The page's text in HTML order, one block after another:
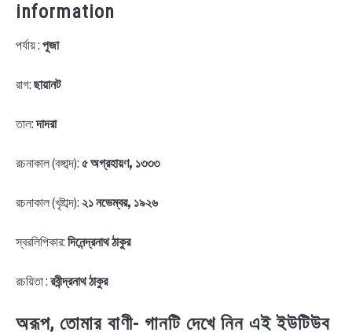
information
পর্যায় : পূজা
রাগ: ছায়ানট
তাল:দাদরা
রচনাকাল (বঙ্গাব্দ): ৫ অগ্রহায়ণ, ১৩৩৩
রচনাকাল (খৃষ্টাব্দ): ২১ নভেম্বর, ১৯২৬
স্বরলিপিকার: দিনেন্দ্রনাথ ঠাকুর
রচয়িতা : রবীন্দ্রনাথ ঠাকুর
অরূপ, তোমার বাণী- গানটি দেখে নিন এই ইউটিউব